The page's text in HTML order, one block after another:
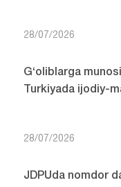
28/07/2026
G‘oliblarga
Turkiyada ijodiy-
28/07/2026
JDPUda nomdor